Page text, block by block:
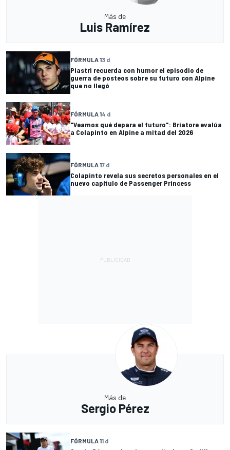
Más de
Luis Ramírez
FÓRMULA 13 d
Piastri recuerda con humor el episodio de
guerra de posteos sobre su futuro con Alpine
que no llegó
FÓRMULA 14 d
"Veamos qué depara el futuro": Briatore evalúa
a Colapinto en Alpine a mitad del 2026
FÓRMULA 17 d
Colapinto revela sus secretos personales en el
nuevo capítulo de Passenger Princess
Más de
Sergio Pérez
FÓRMULA 11 d